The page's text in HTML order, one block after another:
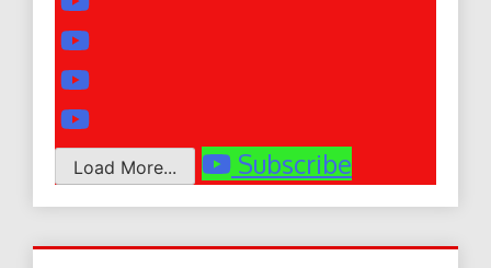
Load More... Subscribe